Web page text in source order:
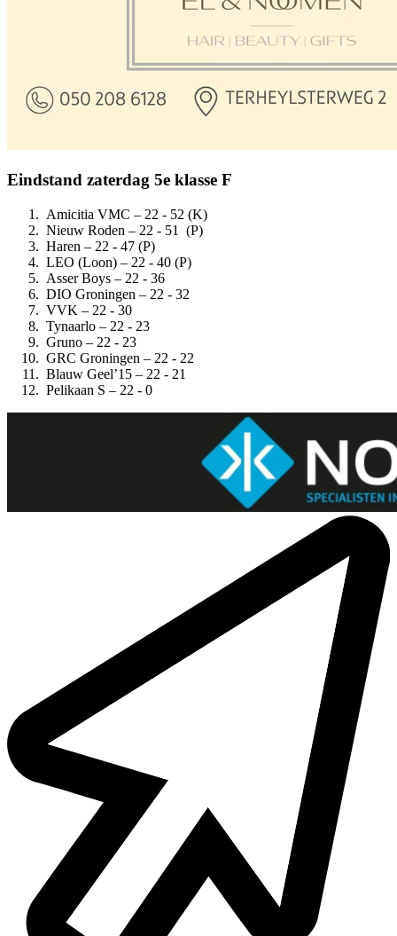
Eindstand zaterdag 5e klasse F
Amicitia VMC – 22 - 52 (K)
Nieuw Roden – 22 - 51 (P)
Haren – 22 - 47 (P)
LEO (Loon) – 22 - 40 (P)
Asser Boys – 22 - 36
DIO Groningen – 22 - 32
VVK – 22 - 30
Tynaarlo – 22 - 23
Gruno – 22 - 23
GRC Groningen – 22 - 22
Blauw Geel’15 – 22 - 21
Pelikaan S – 22 - 0